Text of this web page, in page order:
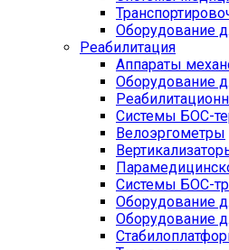
Оборудование
Реабилитация
Аппараты
Оборудование
Системы БОС-
Велоэргометры
Системы БОС-
Оборудование
Оборудование